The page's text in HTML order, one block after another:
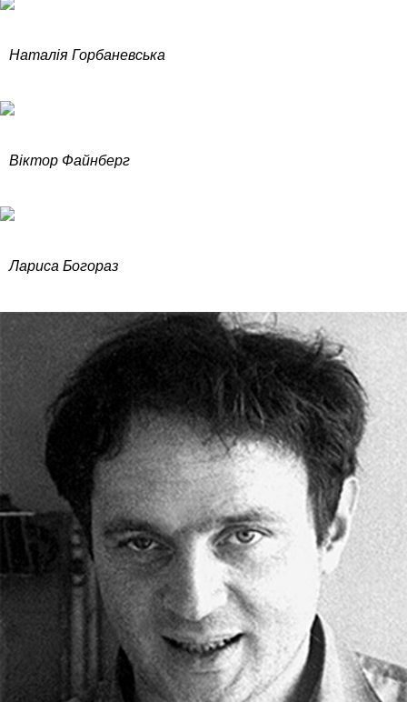
Наталія Горбаневська
Віктор Файнберг
Лариса Богораз